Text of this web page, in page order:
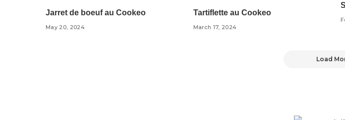
Jarret de boeuf au Cookeo
May 20, 2024
Tartiflette au Cookeo
March 17, 2024
Load